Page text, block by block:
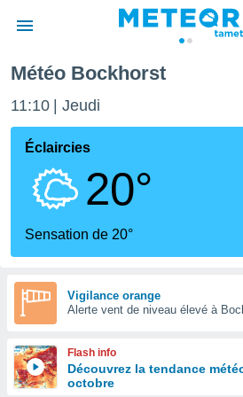
de
Météo Bockhorst
11:10 Jeudi
Éclaircies
20°
Sensation de 20°
Vigilance orange
Alerte vent de niveau élevé à
Flash info
Découvrez la tendance
octobre